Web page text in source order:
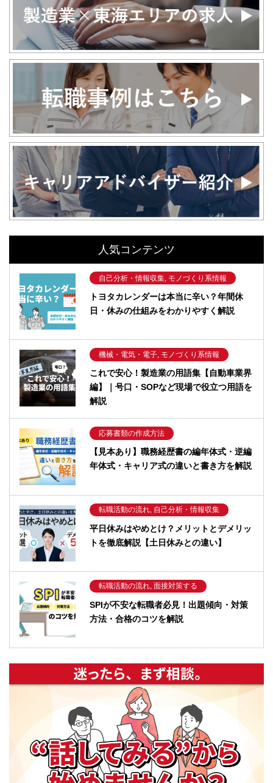
人気コンテンツ
自己分析・情報収集, モノづくり系情報
トヨタカレンダーは本当に辛い？年間休
日・休みの仕組みをわかりやすく解説
機械・電気・電子, モノづくり系情報
これで安心！製造業の用語集【自動車業界
編】｜号口・SOPなど現場で役立つ用語を
解説
応募書類の作成方法
【見本あり】職務経歴書の編年体式・逆編
年体式・キャリア式の違いと書き方を解説
転職活動の流れ, 自己分析・情報収集
平日休みはやめとけ？メリットとデメリッ
トを徹底解説【土日休みとの違い】
転職活動の流れ, 面接対策する
SPIが不安な転職者必見！出題傾向・対策
方法・合格のコツを解説